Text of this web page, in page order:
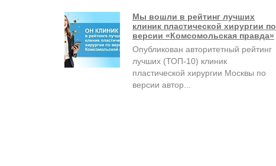
Мы вошли в рейтинг лучших
клиник пластической хирургии по
версии «Комсомольская правда»
Опубликован авторитетный рейтинг
лучших (ТОП-10) клиник
пластической хирургии Москвы по
версии автор...